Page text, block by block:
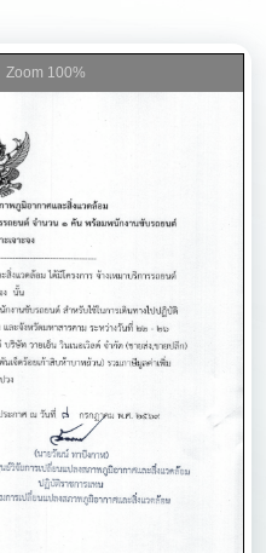
Zoom 100%